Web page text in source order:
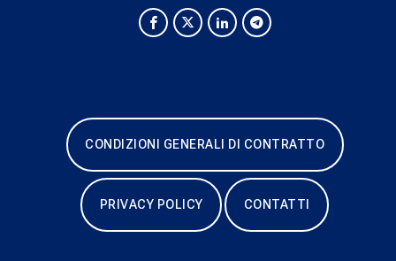
CONDIZIONI GENERALI DI CONTRATTO
PRIVACY POLICY CONTATTI